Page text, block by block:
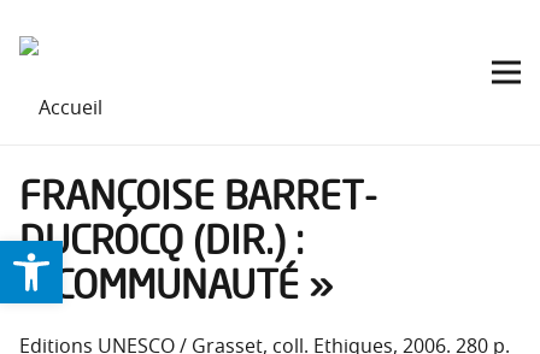
Ouvrir la barre d’outils
FRANÇOISE BARRET-
DUCROCQ (DIR.) :
« COMMUNAUTÉ »
Editions UNESCO / Grasset, coll. Ethiques, 2006. 280 p.